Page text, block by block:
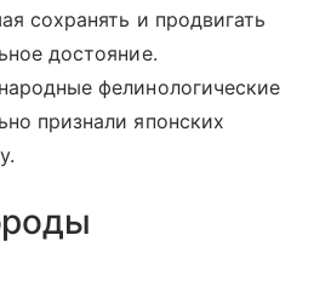
сохранять и продвигать
достояние.
фелинологические
признали японских